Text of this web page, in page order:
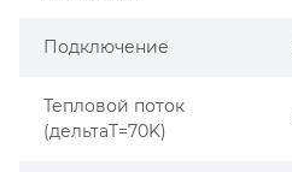
Подключение
Тепловой поток
(дельтаT=70K)